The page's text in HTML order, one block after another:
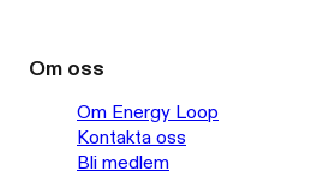
Om oss
Om Energy Loop
Kontakta oss
Bli medlem